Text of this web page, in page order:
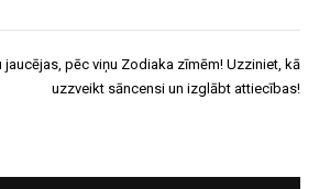
jaucējas, pēc viņu Zodiaka zīmēm! Uzziniet, kā
uzzveikt sāncensi un izglābt attiecības!